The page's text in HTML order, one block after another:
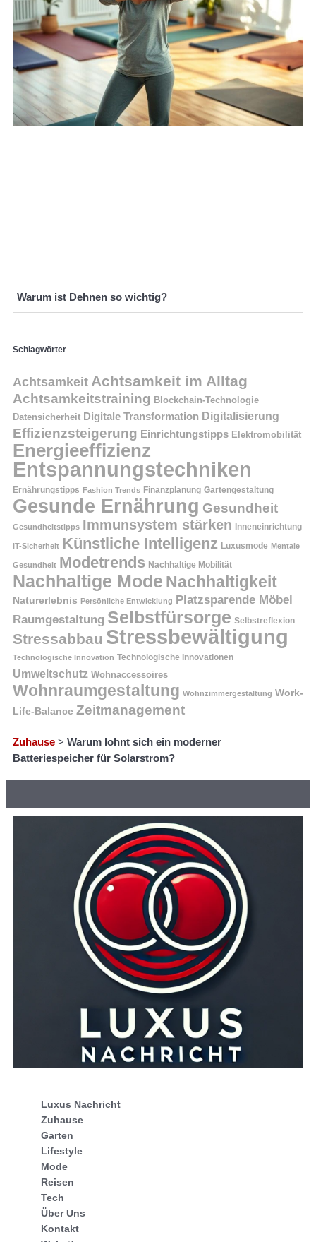
Warum ist Dehnen so wichtig?
Schlagwörter
Achtsamkeit Achtsamkeit im Alltag
Achtsamkeitstraining Blockchain-Technologie
Datensicherheit Digitale Transformation Digitalisierung
Effizienzsteigerung Einrichtungstipps Elektromobilität
Energieeffizienz
Entspannungstechniken
Ernährungstipps Fashion Trends Finanzplanung Gartengestaltung
Gesunde Ernährung Gesundheit
Gesundheitstipps Immunsystem stärken Inneneinrichtung
IT-Sicherheit Künstliche Intelligenz Luxusmode Mentale
Gesundheit Modetrends Nachhaltige Mobilität
Nachhaltige Mode Nachhaltigkeit
Naturerlebnis Persönliche Entwicklung Platzsparende Möbel
Raumgestaltung Selbstfürsorge Selbstreflexion
Stressabbau Stressbewältigung
Technologische Innovation Technologische Innovationen
Umweltschutz Wohnaccessoires
Wohnraumgestaltung Wohnzimmergestaltung Work-
Life-Balance Zeitmanagement
Zuhause > Warum lohnt sich ein moderner
Batteriespeicher für Solarstrom?
Luxus Nachricht
Zuhause
Garten
Lifestyle
Mode
Reisen
Tech
Über Uns
Kontakt